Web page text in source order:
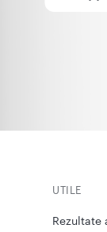
UTILE
Rezultate